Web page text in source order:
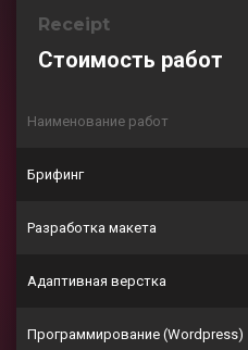
Receipt
Стоимость работ
Наименование работ
Брифинг
Разработка макета
Адаптивная верстка
Программирование (Wordpress)